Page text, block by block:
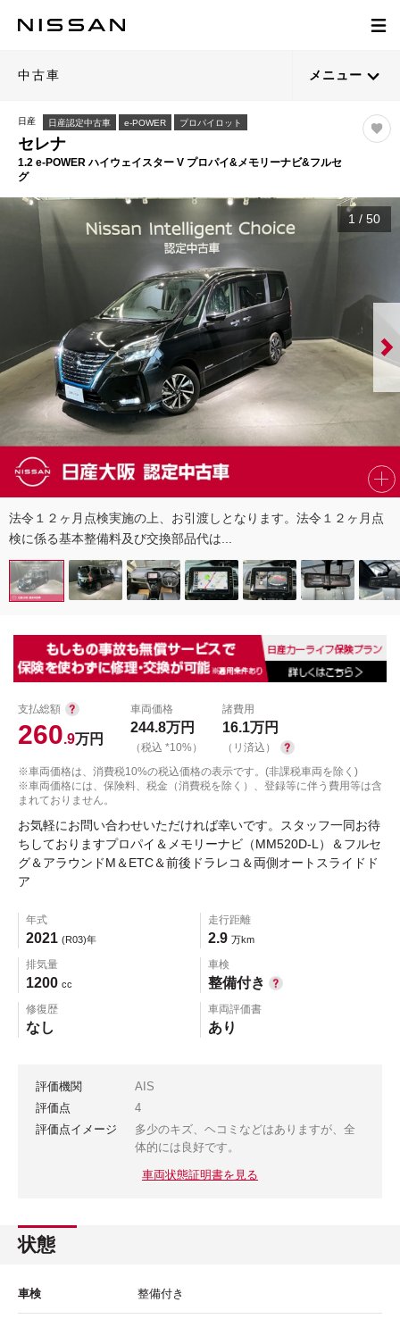
中古車 メニュー
日産 日産認定中古車 e-POWER プロパイロット
セレナ
1.2 e-POWER ハイウェイスター V プロパイ&メモリーナビ&フルセ
グ
1 / 50
法令１２ヶ月点検実施の上、お引渡しとなります。法令１２ヶ月点
検に係る基本整備料及び交換部品代は...
支払総額
260.9万円
車両価格
244.8万円
（税込 *10%）
諸費用
16.1万円
（リ済込）
※車両価格は、消費税10%の税込価格の表示です。(非課税車両を除く)
※車両価格には、保険料、税金（消費税を除く）、登録等に伴う費用等は含
まれておりません。
お気軽にお問い合わせいただければ幸いです。スタッフ一同お待
ちしておりますプロパイ＆メモリーナビ（MM520D-L）＆フルセ
グ＆アラウンドM＆ETC＆前後ドラレコ＆両側オートスライドド
ア
年式
2021 (R03)年
走行距離
2.9 万km
排気量
1200 cc
車検
整備付き
修復歴
なし
車両評価書
あり
評価機関
AIS
評価点
4
評価点イメージ
多少のキズ、ヘコミなどはありますが、全
体的には良好です。
車両状態証明書を見る
状態
車検 整備付き